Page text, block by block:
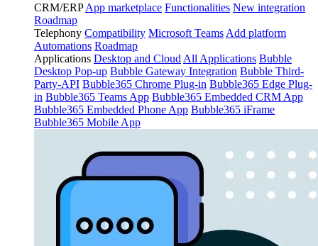
CRM/ERP App marketplace Functionalities New integration
Roadmap
Telephony Compatibility Microsoft Teams Add platform
Automations Roadmap
Applications Desktop and Cloud All Applications Bubble
Desktop Pop-up Bubble Gateway Integration Bubble Third-
Party-API Bubble365 Chrome Plug-in Bubble365 Edge Plug-
in Bubble365 Teams App Bubble365 Embedded CRM App
Bubble365 Embedded Phone App Bubble365 iFrame
Bubble365 Mobile App